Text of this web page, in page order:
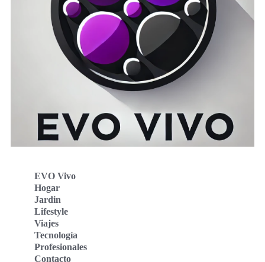
EVO Vivo
Hogar
Jardin
Lifestyle
Viajes
Tecnología
Profesionales
Contacto